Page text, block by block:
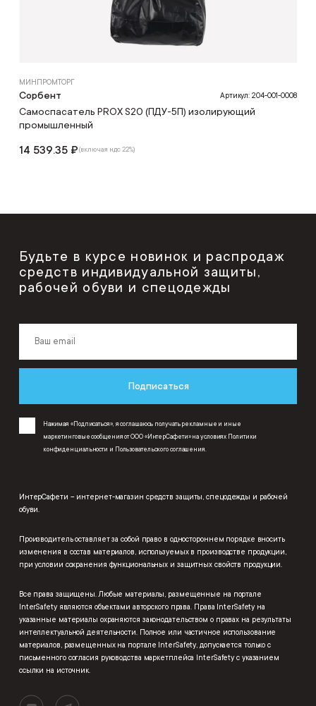
МИНПРОМТОРГ
Сорбент Артикул: 204-001-0008
Самоспасатель PROX S20 (ПДУ-5П) изолирующий
промышленный
14 539.35 ₽(включая ндс 22%)
Будьте в курсе новинок и распродаж
средств индивидуальной защиты,
рабочей обуви и спецодежды
Подписаться
Нажимая «Подписаться», я соглашаюсь получать рекламные и иные
маркетинговые сообщения от ООО «ИнтерСафети» на условиях Политики
конфиденциальности и Пользовательского соглашения.
ИнтерСафети – интернет-магазин средств защиты, спецодежды и рабочей
обуви.
Производитель оставляет за собой право в одностороннем порядке вносить
изменения в состав материалов, используемых в производстве продукции,
при условии сохранения функциональных и защитных свойств продукции.
Все права защищены. Любые материалы, размещенные на портале
InterSafety являются объектами авторского права. Права InterSafety на
указанные материалы охраняются законодательством о правах на результаты
интеллектуальной деятельности. Полное или частичное использование
материалов, размещенных на портале InterSafety, допускается только с
письменного согласия руководства маркетплейса InterSafety с указанием
ссылки на источник.